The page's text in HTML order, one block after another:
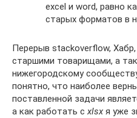
excel и word, равно
старых форматов в
Перерыв stackoverflow,
старшими товарищами, а
нижегородскому
понятно, что наиболее
поставленной задачи
а как работать с xlsx я уже